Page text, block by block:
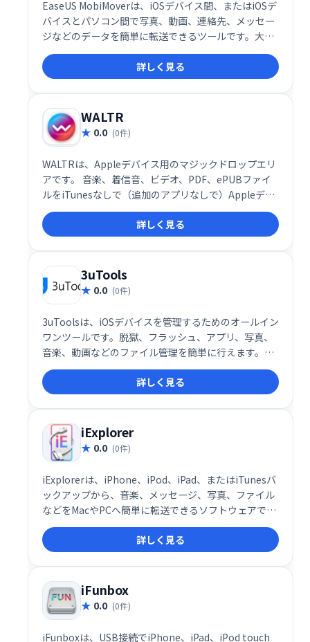
EaseUS MobiMoverは、iOSデバイス間、またはiOSデ
バイスとパソコン間で写真、動画、連絡先、メッセー
ジなどのデータを簡単に転送できるツールです。大切
なデータをスムーズに移動し、デバイス間のデータ管
理を効率化します。
詳しく見る
WALTR
0.0 (0件)
WALTRは、Appleデバイス用のマジックドロップエリ
アです。 音楽、着信音、ビデオ、PDF、ePUBファイ
ルをiTunesなしで（追加のアプリなしで）Appleデバ
イスにドラッグアンドドロップします。
詳しく見る
3uTools
0.0 (0件)
3uToolsは、iOSデバイスを管理するためのオールイン
ワンツールです。脱獄、フラッシュ、アプリ、写真、
音楽、動画などのファイル管理を簡単に行えます。
iPhoneユーザーの様々なニーズに対応し、デバイスの
操作性を向上させる便利な機能が満載です。
詳しく見る
iExplorer
0.0 (0件)
iExplorerは、iPhone、iPod、iPad、またはiTunesバ
ックアップから、音楽、メッセージ、写真、ファイル
などをMacやPCへ簡単に転送できるソフトウェアで
す。大切なデータの管理やバックアップに最適です。
詳しく見る
iFunbox
0.0 (0件)
iFunboxは、USB接続でiPhone、iPad、iPod touch